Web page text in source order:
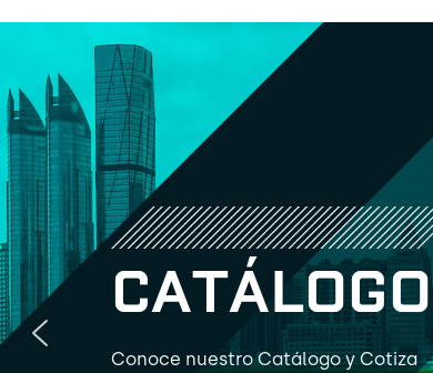
CATÁLOGO
Conoce nuestro Catálogo y Cotiza